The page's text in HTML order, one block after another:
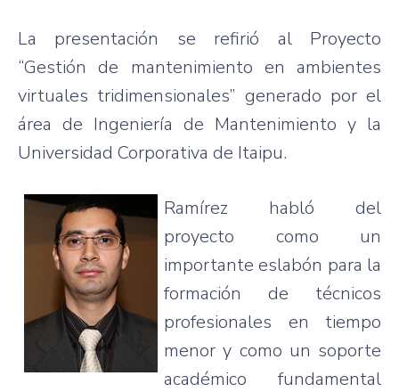
La presentación se refirió al Proyecto
“Gestión de mantenimiento en ambientes
virtuales tridimensionales” generado porel
área de Ingeniería de Mantenimiento y la
Universidad Corporativa de Itaipu.
Ramírez habló del
proyecto
como un
importante eslabón para la
formación de técnicos
profesionales en tiempo
menor y como un soporte
académico fundamental